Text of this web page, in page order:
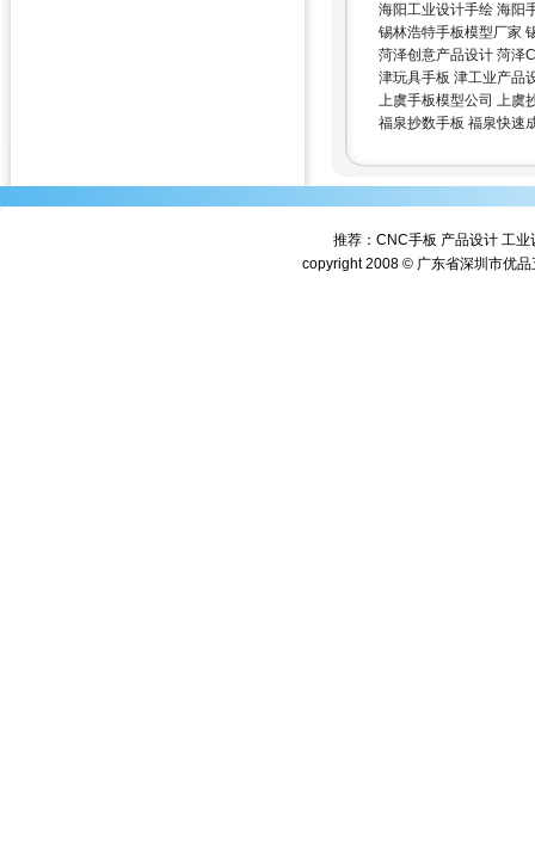
海阳工业设计手绘 海阳
锡林浩特手板模型厂家
菏泽创意产品设计 菏泽
津玩具手板 津工业产品
上虞手板模型公司 上虞
福泉抄数手板 福泉快速
推荐： CNC手板 产品设计 工业
copyright 2008 © 广东省深圳市优